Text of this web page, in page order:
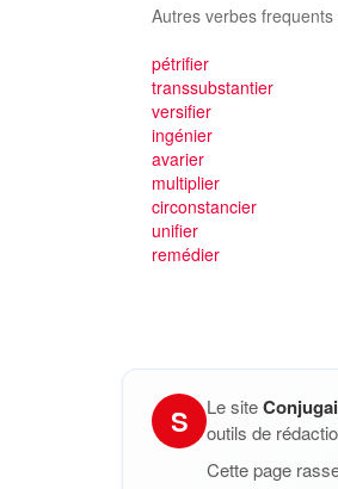
Autres verbes frequents
pétrifier
transsubstantier
versifier
ingénier
avarier
multiplier
circonstancier
unifier
remédier
S Le site
outils de
Cette page